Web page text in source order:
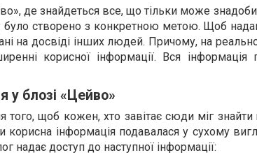
де знайдеться все, що тільки може
було створено з конкретною метою. Щоб
на досвіді інших людей. Причому, на
корисної інформації. Вся інформація
у блозі «Цейво»
того, щоб кожен, хто завітає сюди міг
інформація подавалася у сухому
надає доступ до наступної інформації: